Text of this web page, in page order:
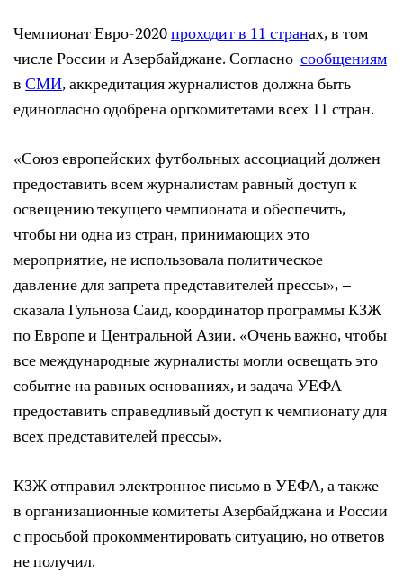
Чемпионат Евро-2020проходит в 11 странах, в том
числе России и Азербайджане. Согласно сообщениям
вСМИ, аккредитация журналистов должна быть
единогласно одобрена оргкомитетами всех 11 стран.
«Союз европейских футбольных ассоциаций должен
предоставить всем журналистам равный доступ к
освещению текущего чемпионата и обеспечить,
чтобы ни одна из стран, принимающих это
мероприятие, не использовала политическое
давление для запрета представителей прессы», –
сказала Гульноза Саид, координатор программы КЗЖ
по Европе и Центральной Азии. «Очень важно, чтобы
все международные журналисты могли освещать это
событие на равных основаниях, и задача УЕФА –
предоставить справедливый доступ к чемпионату для
всех представителей прессы».
КЗЖ отправил электронное письмо в УЕФА, а также
в организационные комитеты Азербайджана и России
с просьбой прокомментировать ситуацию, но ответов
не получил.